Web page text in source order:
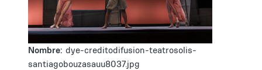
Nombre: dye-creditodifusion-teatrosolis-
santiagobouzasauu8037.jpg